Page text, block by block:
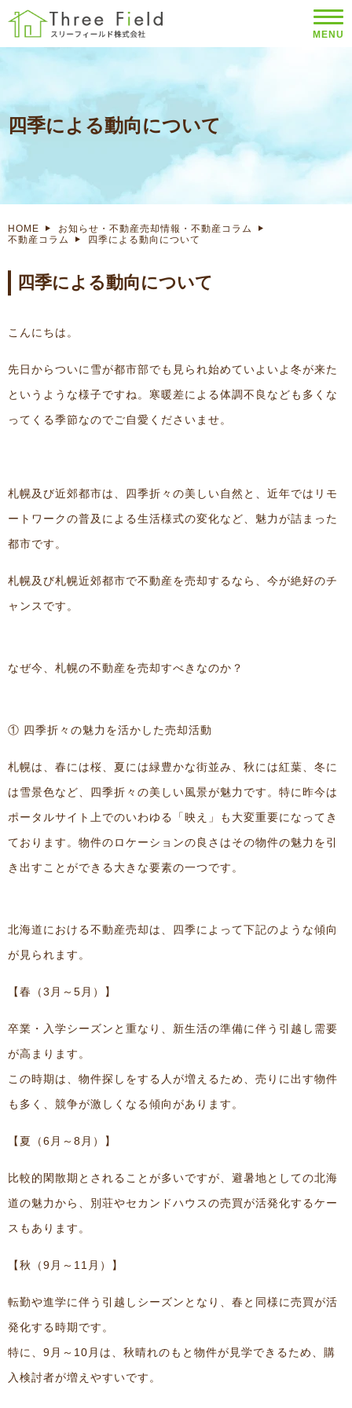
MENU
四季による動向について
HOME
お知らせ・不動産売却情報・不動産コラム
不動産コラム
四季による動向について
四季による動向について
こんにちは。
先日からついに雪が都市部でも見られ始めていよいよ冬が来た
というような様子ですね。寒暖差による体調不良なども多くな
ってくる季節なのでご自愛くださいませ。
札幌及び近郊都市は、四季折々の美しい自然と、近年ではリモ
ートワークの普及による生活様式の変化など、魅力が詰まった
都市です。
札幌及び札幌近郊都市で不動産を売却するなら、今が絶好のチ
ャンスです。
なぜ今、札幌の不動産を売却すべきなのか？
① 四季折々の魅力を活かした売却活動
札幌は、春には桜、夏には緑豊かな街並み、秋には紅葉、冬に
は雪景色など、四季折々の美しい風景が魅力です。特に昨今は
ポータルサイト上でのいわゆる「映え」も大変重要になってき
ております。物件のロケーションの良さはその物件の魅力を引
き出すことができる大きな要素の一つです。
北海道における不動産売却は、四季によって下記のような傾向
が見られます。
【春（3月～5月）】
卒業・入学シーズンと重なり、新生活の準備に伴う引越し需要
が高まります。
この時期は、物件探しをする人が増えるため、売りに出す物件
も多く、競争が激しくなる傾向があります。
【夏（6月～8月）】
比較的閑散期とされることが多いですが、避暑地としての北海
道の魅力から、別荘やセカンドハウスの売買が活発化するケー
スもあります。
【秋（9月～11月）】
転勤や進学に伴う引越しシーズンとなり、春と同様に売買が活
発化する時期です。
特に、9月～10月は、秋晴れのもと物件が見学できるため、購
入検討者が増えやすいです。